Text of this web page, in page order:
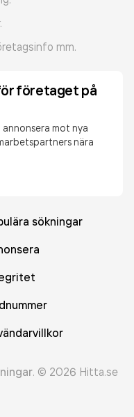
mm.
företaget på
mot nya
nära
sökningar
. © 2026 Hitta.se